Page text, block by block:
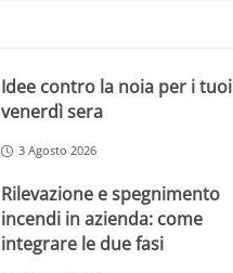
Idee contro la noia per i tuoi
venerdì sera
3 Agosto 2026
Rilevazione e spegnimento
incendi in azienda: come
integrare le due fasi